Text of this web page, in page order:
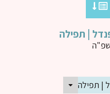
| תפילה
תפילה